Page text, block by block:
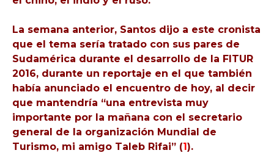
La semana anterior, Santos dijo a este cronista
que el tema sería tratado con sus pares de
Sudamérica durante el desarrollo de la FITUR
2016, durante un reportaje en el que también
había anunciado el encuentro de hoy, al decir
que mantendría “una entrevista muy
importante por la mañana con el secretario
general de la organización Mundial de
Turismo, mi amigo Taleb Rifai” (1).